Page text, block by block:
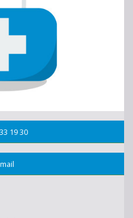
19 30